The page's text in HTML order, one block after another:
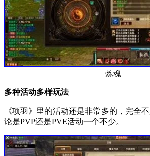
炼魂
多种活动多样玩法
《项羽》里的活动还是非常多的，完全
论是PVP还是PVE活动一个不少。